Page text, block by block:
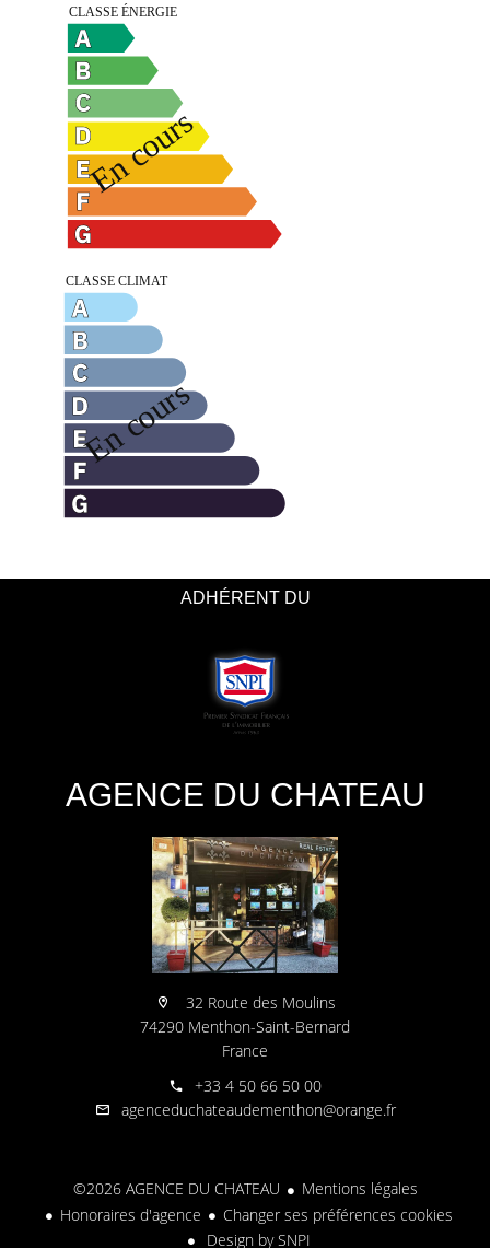
ADHÉRENT DU
AGENCE DU CHATEAU
32 Route des Moulins
74290 Menthon-Saint-Bernard
France
+33 4 50 66 50 00
agenceduchateaudementhon@orange.fr
©2026 AGENCE DU CHATEAU
Mentions légales
Honoraires d'agence
Changer ses préférences cookies
Design bySNPI